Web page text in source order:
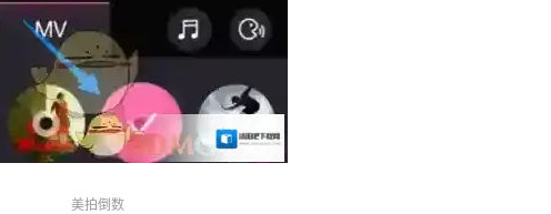
美拍倒数